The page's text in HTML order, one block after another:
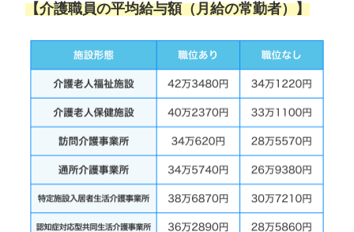
【介護職員の平均給与額（月給の常勤者）】